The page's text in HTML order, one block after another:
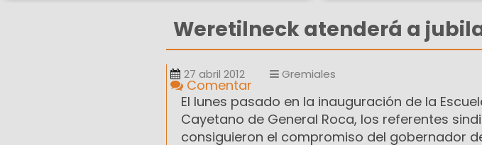
Weretilneck atenderá a
27 abril 2012 Gremiales
Comentar
El lunes pasado en la inauguración de la
Cayetano de General Roca, los referentes
consiguieron el compromiso del gobernador